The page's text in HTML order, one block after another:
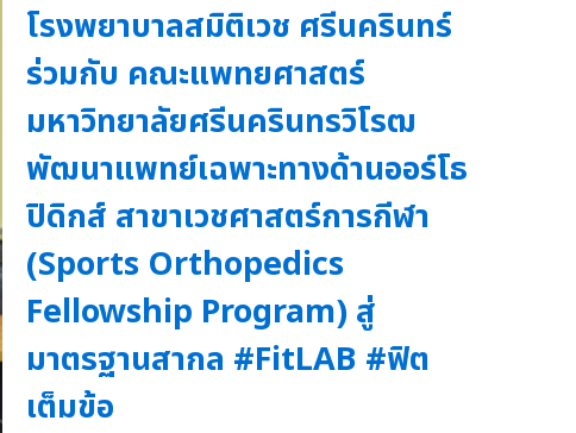
โรงพยาบาลสมิติเวช ศรีนครินทร์
ร่วมกับ คณะแพทยศาสตร์
มหาวิทยาลัยศรีนครินทรวิโรฒ
พัฒนาแพทย์เฉพาะทางด้านออร์โธ
ปิดิกส์ สาขาเวชศาสตร์การกีฬา
(Sports Orthopedics
Fellowship Program) สู่
มาตรฐานสากล #FitLAB #ฟิต
เต็มข้อ